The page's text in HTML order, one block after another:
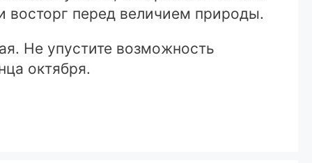
восторг перед величием природы.
Не упустите возможность
октября.